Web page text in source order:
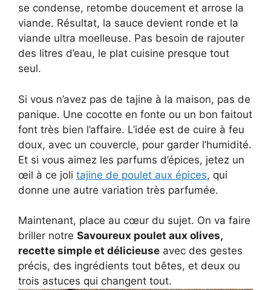
se condense, retombe doucement et arrose la
viande. Résultat, la sauce devient ronde et la
viande ultra moelleuse. Pas besoin de rajouter
des litres d’eau, le plat cuisine presque tout
seul.
Si vous n’avez pas de tajine à la maison, pas de
panique. Une cocotte en fonte ou un bon faitout
font très bien l’affaire. L’idée est de cuire à feu
doux, avec un couvercle, pour garder l’humidité.
Et si vous aimez les parfums d’épices, jetez un
œil à ce joli tajine de poulet aux épices, qui
donne une autre variation très parfumée.
Maintenant, place au cœur du sujet. On va faire
briller notre Savoureux poulet aux olives,
recette simple et délicieuse avec des gestes
précis, des ingrédients tout bêtes, et deux ou
trois astuces qui changent tout.